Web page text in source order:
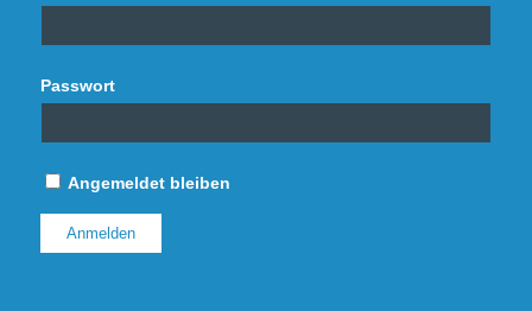
Passwort
Angemeldet bleiben